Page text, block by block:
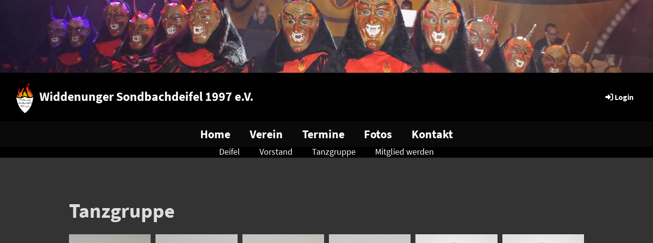
Widdenunger Sondbachdeifel 1997 e.V. Login
Home Verein Termine Fotos Kontakt
Deifel Vorstand Tanzgruppe Mitglied werden
Tanzgruppe